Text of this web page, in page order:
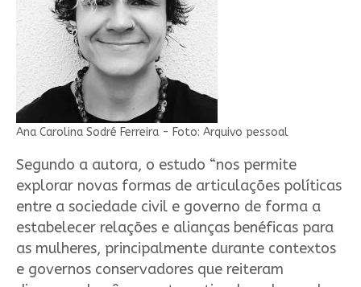
Ana Carolina Sodré Ferreira - Foto: Arquivo pessoal
Segundo a autora, o estudo “nos permite
explorar novas formas de articulações políticas
entre a sociedade civil e governo de forma a
estabelecer relações e alianças benéficas para
as mulheres, principalmente durante contextos
e governos conservadores que reiteram